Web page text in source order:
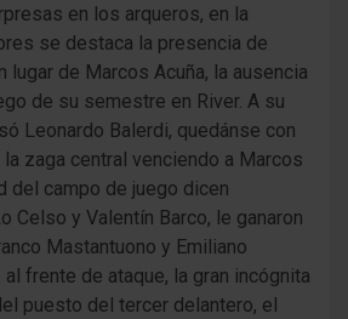
en los arqueros, en la
se destaca la presencia de
lugar de Marcos Acuña, la ausencia
de su semestre en River. A su
Leonardo Balerdi, quedánse con
zaga central venciendo a Marcos
del campo de juego dicen
Celso y Valentín Barco, le ganaron
Mastantuono y Emiliano
frente de ataque, la gran incógnita
puesto del tercer delantero, el